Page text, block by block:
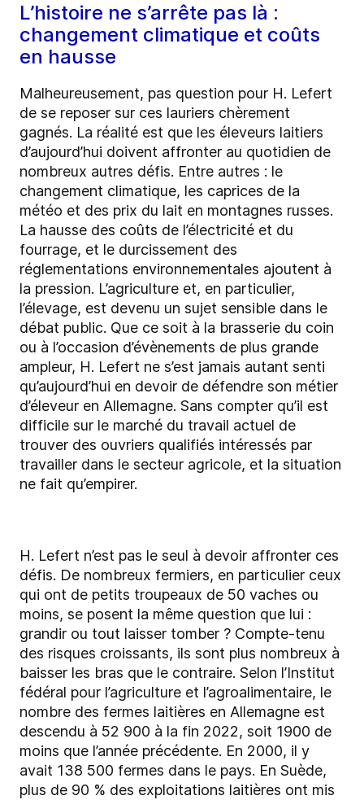
L’histoire ne s’arrête pas là :
changement climatique et coûts
en hausse
Malheureusement, pas question pour H. Lefert
de se reposer sur ces lauriers chèrement
gagnés. La réalité est que les éleveurs laitiers
d’aujourd’hui doivent affronter au quotidien de
nombreux autres défis. Entre autres : le
changement climatique, les caprices de la
météo et des prix du lait en montagnes russes.
La hausse des coûts de l’électricité et du
fourrage, et le durcissement des
réglementations environnementales ajoutent à
la pression. L’agriculture et, en particulier,
l’élevage, est devenu un sujet sensible dans le
débat public. Que ce soit à la brasserie du coin
ou à l’occasion d’évènements de plus grande
ampleur, H. Lefert ne s’est jamais autant senti
qu’aujourd’hui en devoir de défendre son métier
d’éleveur en Allemagne. Sans compter qu’il est
difficile sur le marché du travail actuel de
trouver des ouvriers qualifiés intéressés par
travailler dans le secteur agricole, et la situation
ne fait qu’empirer.
H. Lefert n’est pas le seul à devoir affronter ces
défis. De nombreux fermiers, en particulier ceux
qui ont de petits troupeaux de 50 vaches ou
moins, se posent la même question que lui :
grandir ou tout laisser tomber ? Compte-tenu
des risques croissants, ils sont plus nombreux à
baisser les bras que le contraire. Selon l’Institut
fédéral pour l’agriculture et l’agroalimentaire, le
nombre des fermes laitières en Allemagne est
descendu à 52 900 à la fin 2022, soit 1900 de
moins que l’année précédente. En 2000, il y
avait 138 500 fermes dans le pays. En Suède,
plus de 90 % des exploitations laitières ont mis